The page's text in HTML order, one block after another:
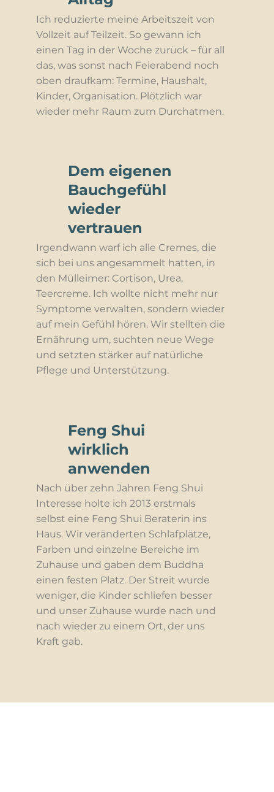
Ich reduzierte meine Arbeitszeit von
Vollzeit auf Teilzeit. So gewann ich
einen Tag in der Woche zurück – für all
das, was sonst nach Feierabend noch
oben draufkam: Termine, Haushalt,
Kinder, Organisation. Plötzlich war
wieder mehr Raum zum Durchatmen.
Dem eigenen
Bauchgefühl
wieder
vertrauen
Irgendwann warf ich alle Cremes, die
sich bei uns angesammelt hatten, in
den Mülleimer: Cortison, Urea,
Teercreme. Ich wollte nicht mehr nur
Symptome verwalten, sondern wieder
auf mein Gefühl hören. Wir stellten die
Ernährung um, suchten neue Wege
und setzten stärker auf natürliche
Pflege und Unterstützung.
Feng Shui
wirklich
anwenden
Nach über zehn Jahren Feng Shui
Interesse holte ich 2013 erstmals
selbst eine Feng Shui Beraterin ins
Haus. Wir veränderten Schlafplätze,
Farben und einzelne Bereiche im
Zuhause und gaben dem Buddha
einen festen Platz. Der Streit wurde
weniger, die Kinder schliefen besser
und unser Zuhause wurde nach und
nach wieder zu einem Ort, der uns
Kraft gab.